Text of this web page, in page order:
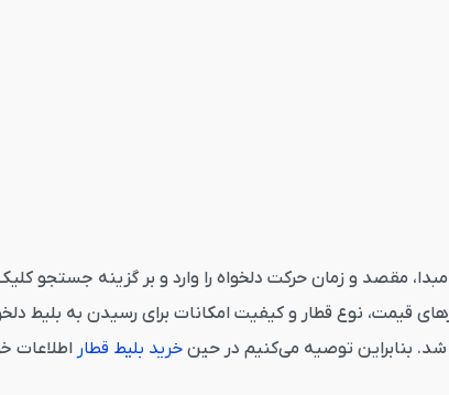
قطار شیراز سعادت شهر از قاصدک 24 می‌بایست مبدا، مقصد و زمان حرکت دلخواه را
قیمت، نوع قطار و کیفیت امکانات برای رسیدن به بلیط
شد. بنابراین توصیه می‌کنیم در حین خرید بلیط قطار اطلاعات